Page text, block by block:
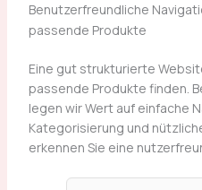
Benutzerfreundliche
passende Produkte
Eine gut strukturierte
passende Produkte finden.
legen wir Wert auf einfache
Kategorisierung und
erkennen Sie eine